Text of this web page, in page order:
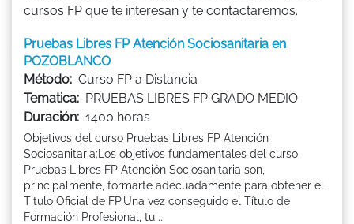
cursos FP que te interesan y te contactaremos.
Pruebas Libres FP Atención Sociosanitaria en
POZOBLANCO
Método: Curso FP a Distancia
Tematica: PRUEBAS LIBRES FP GRADO MEDIO
Duración: 1400 horas
Objetivos del curso Pruebas Libres FP Atención
Sociosanitaria:Los objetivos fundamentales del curso
Pruebas Libres FP Atención Sociosanitaria son,
principalmente, formarte adecuadamente para obtener el
Titulo Oficial de FP.Una vez conseguido el Título de
Formación Profesional, tu ...